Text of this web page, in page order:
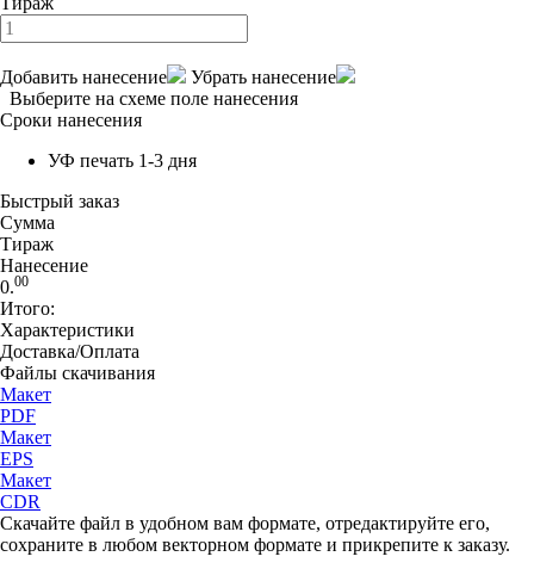
Добавить нанесение
Убрать нанесение
Выберите на схеме поле нанесения
Сроки нанесения
УФ печать 1-3 дня
Быстрый заказ
Сумма
Тираж
Нанесение
0.00
Итого:
Характеристики
Доставка/Оплата
Файлы скачивания
Макет
PDF
Макет
EPS
Макет
CDR
Скачайте файл в удобном вам формате, отредактируйте его,
сохраните в любом векторном формате и прикрепите к заказу.